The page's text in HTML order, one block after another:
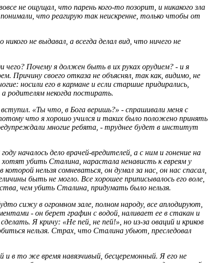
не ощущал, что парень кого-то позорит, и никакого зла
что реагирую так неискренне, только чтобы от
не выдавал, а всегда делал вид, что ничего не
чего? Почему я должен быть в их руках орудием? - и я
Причину своего отказа не объяснял, так как, видимо, не
носили его в кармане и если старшие придирались,
родителям некогда постирать.
«Ты что, в Бога веришь?» - спрашивали меня с
что я хорошо учился и таких было положено принять
многие ребята, - труднее будет в институт
началось дело врачей-вредителей, а с ним и гонение на
убить Сталина, нарастала ненависть к евреям у
нельзя сомневаться, он думал за нас, он нас спасал,
быть не могло. Все хорошее приписывалось его воле,
чем убить Сталина, придумать было нельзя.
сижу в огромном зале, полном народу, все аплодируют,
- он берет графин с водой, наливает ее в стакан и
Я кричу: «Не пей, не пей!», но из-за оваций и криков
нельзя. Страх, что Сталина убьют, преследовал
и в то же время навязчивый, бесцеремонный. Я его не